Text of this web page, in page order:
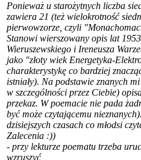
Ponieważ u starożytnych liczba
zawiera 21 (też wielokrotność
pierwowzorze, czyli
Stanowi wierszowany opis lat
Wieruszewskiego i Ireneusza
jako "złoty wiek Energetyka-
charakterystykę co bardziej
istniały). Na podstawie znanych
w szczególności przez Ciebie)
przekaz. W poemacie nie pada
być może czytającemu
dzisiejszych czasach co młodsi
Zalecenia :))
- przy lekturze poematu trzeba
wzruszyć,